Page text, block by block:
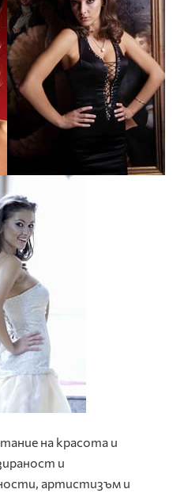
на красота и
и
артистизъм и